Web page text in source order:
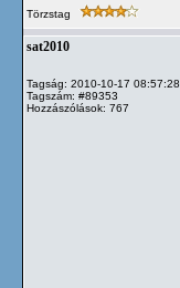
Törzstag
sat2010
Tagság: 2010-10-17 08:57:28
Tagszám: #89353
Hozzászólások: 767